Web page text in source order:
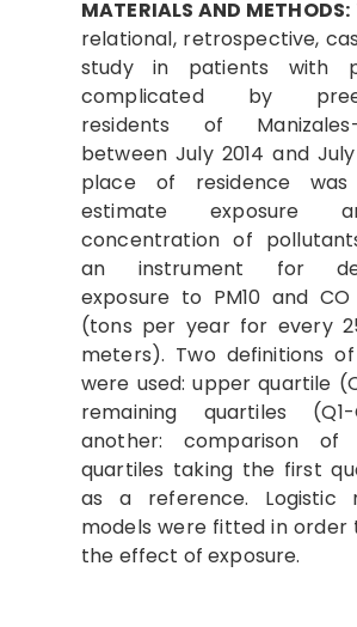
MATERIALS AND METHODS:
relational, retrospective,
study in patients with
complicated by
residents of Manizales-
between July 2014 and July
place of residence
estimate exposure
concentration of
an instrument for
exposure to PM10 and CO
(tons per year for every
meters). Two definitions
were used: upper quartile
remaining quartiles
another: comparison
quartiles taking the first
as a reference. Logistic
models were fitted in order
the effect of exposure.